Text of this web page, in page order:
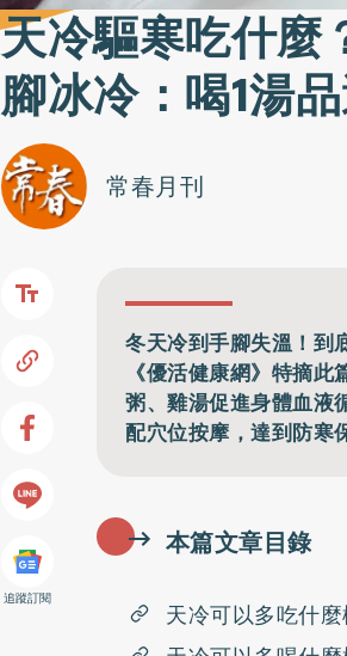
天冷驅寒吃什麼
腳冰冷：喝1湯
常春月刊
追蹤訂閱
冬天冷到手腳失溫！到
《優活健康網》特摘
粥、雞湯促進身體血液
配穴位按摩，達到防寒
本篇文章目錄
天冷可以多吃什